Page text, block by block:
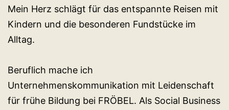
Mein Herz schlägt für das entspannte Reisen mit
Kindern und die besonderen Fundstücke im
Alltag.
Beruflich mache ich
Unternehmenskommunikation mit Leidenschaft
für frühe Bildung bei FRÖBEL. Als Social Business